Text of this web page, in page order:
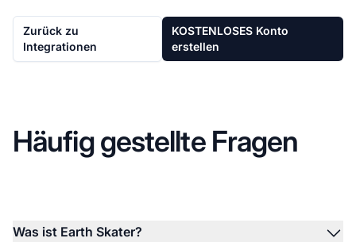
Zurück zu
Integrationen
KOSTENLOSES Konto
erstellen
Häufig gestellte Fragen
Was ist Earth Skater?